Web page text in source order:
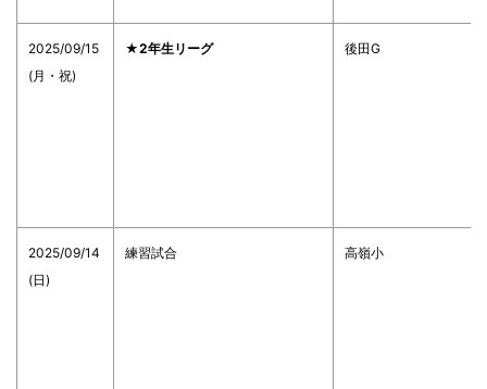
2025/09/15
(月・祝)
★2年生リーグ 後田G
2025/09/14
(日)
練習試合 高嶺小